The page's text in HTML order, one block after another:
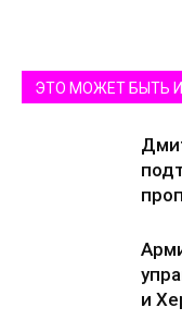
ЭТО МОЖЕТ БЫТЬ
и